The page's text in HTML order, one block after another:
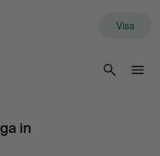
Visa
in